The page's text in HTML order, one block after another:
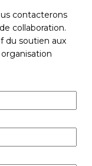
contacterons
collaboration.
du soutien aux